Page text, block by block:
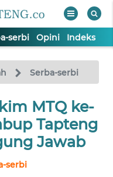
serbi Opini Indeks
Serba-serbi
MTQ ke-
Tapteng
Jawab
serbi